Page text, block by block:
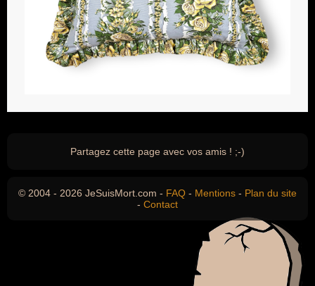
Partagez cette page avec vos amis ! ;-)
© 2004 - 2026 JeSuisMort.com - FAQ - Mentions - Plan du site
- Contact